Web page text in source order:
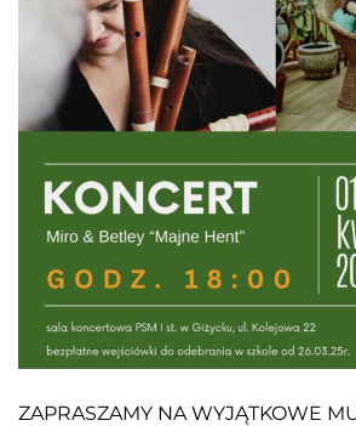
ZAPRASZAMY NA WYJĄTKOWE